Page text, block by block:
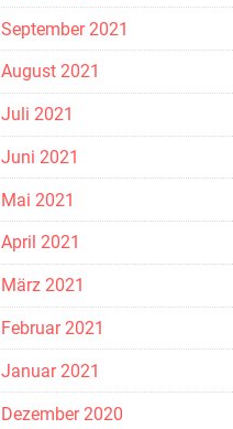
September 2021
August 2021
Juli 2021
Juni 2021
Mai 2021
April 2021
März 2021
Februar 2021
Januar 2021
Dezember 2020